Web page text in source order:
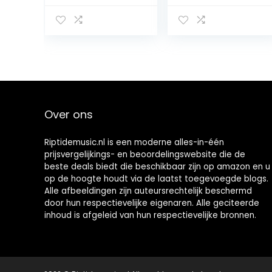
Patroon
Bumper voor
Radio
Geschikt voor
Over ons
Riptidemusic.nl is een moderne alles-in-één
prijsvergelijkings- en beoordelingswebsite die de
beste deals biedt die beschikbaar zijn op amazon en u
op de hoogte houdt via de laatst toegevoegde blogs.
Alle afbeeldingen zijn auteursrechtelijk beschermd
door hun respectievelijke eigenaren. Alle geciteerde
inhoud is afgeleid van hun respectievelijke bronnen.